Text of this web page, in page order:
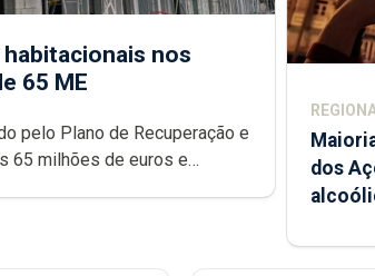
nos
65 ME
pelo Plano de Recuperação e
65 milhões de euros e
dos